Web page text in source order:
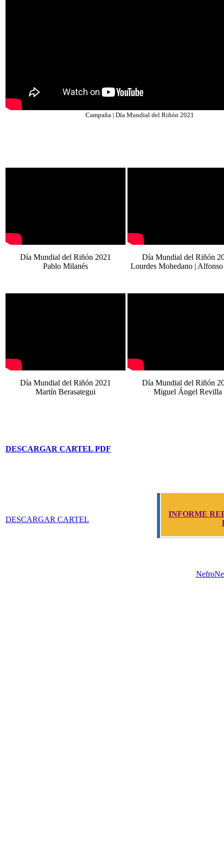
Campaña | Día Mundial del Riñón 2021
Día Mundial del Riñón 2021
Pablo Milanés
Día Mundial del Riñón
Lourdes Mohedano | Alfonso
Día Mundial del Riñón 2021
Martín Berasategui
Día Mundial del Riñón
Miguel Ángel Revilla
DESCARGAR CARTEL PDF
DESCARGAR CARTEL
INFORME